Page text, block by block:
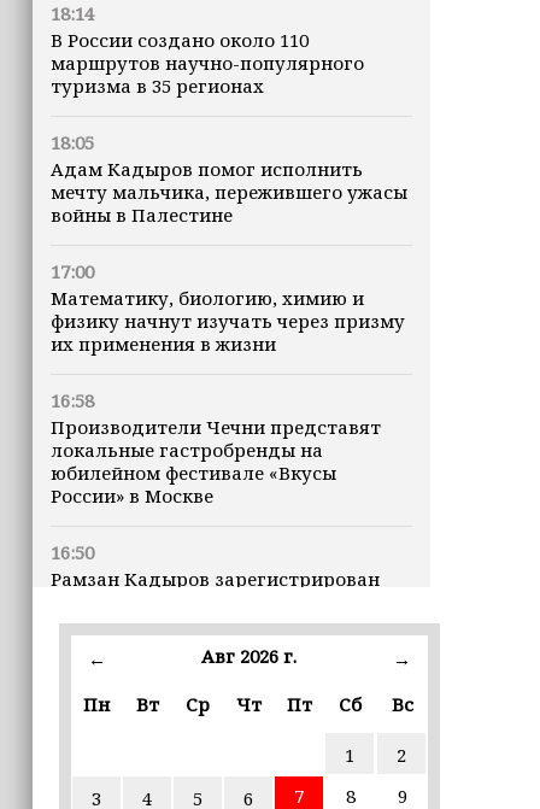
18:14
В России создано около 110
маршрутов научно-популярного
туризма в 35 регионах
18:05
Адам Кадыров помог исполнить
мечту мальчика, пережившего ужасы
войны в Палестине
17:00
Математику, биологию, химию и
физику начнут изучать через призму
их применения в жизни
16:58
Производители Чечни представят
локальные гастробренды на
юбилейном фестивале «Вкусы
России» в Москве
16:50
Рамзан Кадыров зарегистрирован
16:47
землетрясения, рассказала
16:12
← Авг 2026 г.
→
Пн
Вт Ср Чт Пт Сб Вс
1
2
3
4 5 6 7 8
9